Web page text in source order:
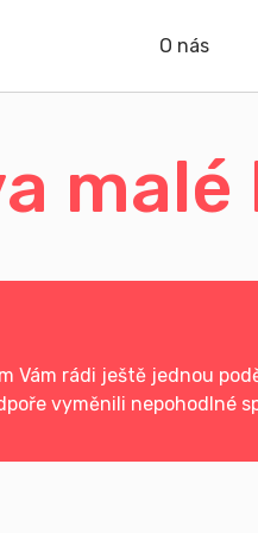
O nás
rádi ještě jednou
vyměnili nepohodlné